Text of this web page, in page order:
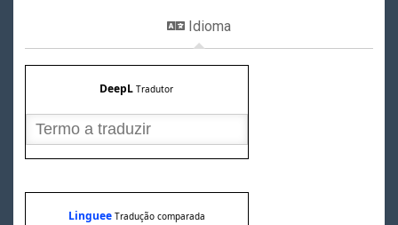
Idioma
DeepL Tradutor
Linguee Tradução comparada